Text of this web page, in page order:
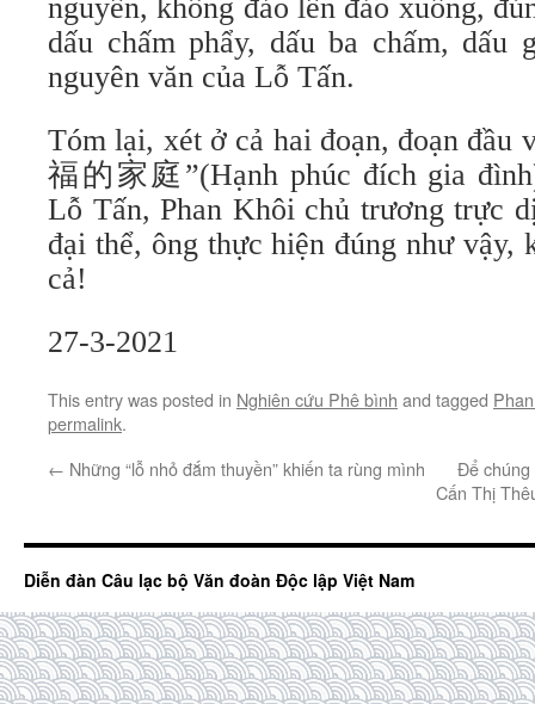
nguyên, không đảo lên đảo xuống,
dấu chấm phẩy, dấu ba chấm, dấu
nguyên văn của Lỗ Tấn.
Tóm lại, xét ở cả hai đoạn, đoạn đầu
福的家庭”(Hạnh phúc đích gia
Lỗ Tấn, Phan Khôi chủ trương trực
đại thể, ông thực hiện đúng như vậy,
cả!
27-3-2021
This entry was posted in Nghiên cứu Phê bình and tagged
permalink.
← Những “lỗ nhỏ đắm thuyền” khiến ta rùng mình
Để chúng
Cấn Thị
Diễn đàn Câu lạc bộ Văn đoàn Độc lập Việt Nam